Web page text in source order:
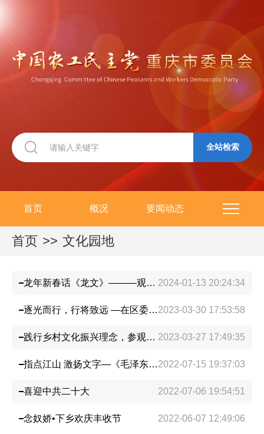
全站检索
首页 概况 要闻动态
专栏专题 参政议政
社会服务 文献资料 文化园地
首页 >> 文化园地
龙年新春话《龙文》―――观情景剧《龙文》有感 2024-01-13 20:24:34
逐光而行，行将致远 —在区委统战部“统战巾帼说”座谈会上的发言2023-03-30 17:53:58
践行乡村文化振兴理念，参观学习綦江农民版画院 2023-03-27 17:49:35
指点江山 激扬文字—《毛泽东诗词鉴赏》读后感2022-07-15 19:37:03
喜迎中共二十大 2022-07-06 19:54:51
念奴娇•下乡欢庆丰收节 2022-06-07 12:49:06